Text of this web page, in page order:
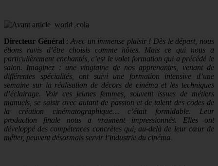
Directeur Général : Avec un immense plaisir ! Dès le départ, nous
étions ravis d’être choisis comme hôtes.
Mais ce qui nous a
particulièrement enchantés, c’est le volet formation qui a précédé le
salon. Imaginez : une vingtaine de nos apprenantes, venant de
différentes spécialités, ont suivi une formation intensive d’une
semaine sur la réalisation de décors de cinéma et les techniques
d’éclairage. Voir ces jeunes femmes, souvent issues de métiers
manuels, se saisir avec autant de passion et de talent des codes de
la création cinématographique… c’était formidable. Leur
production finale nous a vraiment impressionnés. Elles ont
développé des compétences concrètes qui, au-delà de leur cœur de
métier, peuvent désormais servir l’industrie du cinéma.